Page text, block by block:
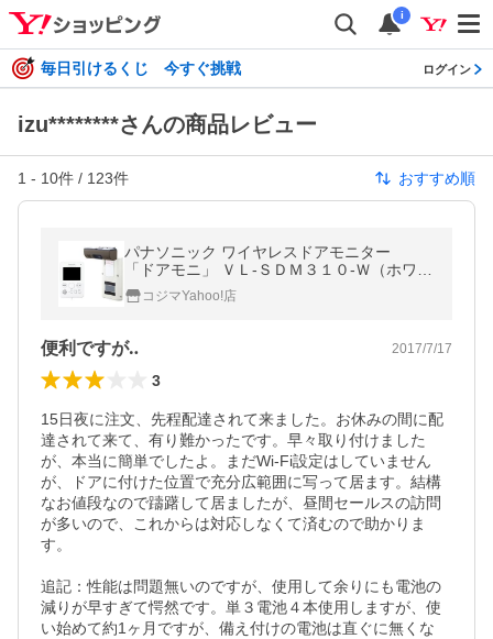
i
毎日引けるくじ 今すぐ挑戦 ログイン
izu********さんの商品レビュー
1 - 10件 / 123件 おすすめ順
パナソニック ワイヤレスドアモニター
「ドアモニ」 ＶＬ‐ＳＤＭ３１０‐Ｗ（ホワイ
ト）コジマYahoo!店
便利ですが‥ 2017/7/17
3
15日夜に注文、先程配達されて来ました。お休みの間に配
達されて来て、有り難かったです。早々取り付けました
が、本当に簡単でしたよ。まだWi-Fi設定はしていません
が、ドアに付けた位置で充分広範囲に写って居ます。結構
なお値段なので躊躇して居ましたが、昼間セールスの訪問
が多いので、これからは対応しなくて済むので助かりま
す。
追記：性能は問題無いのですが、使用して余りにも電池の
減りが早すぎて愕然です。単３電池４本使用しますが、使
い始めて約1ヶ月ですが、備え付けの電池は直ぐに無くな